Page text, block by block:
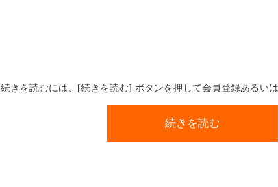
続きを読むには、[続きを読む] ボタンを押して会員登録あるい
続きを読む